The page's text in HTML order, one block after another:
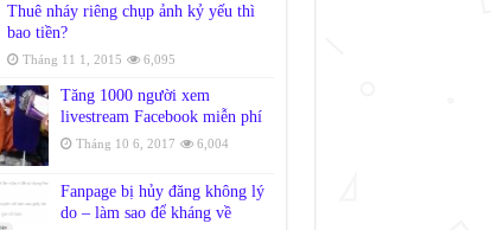
Thuê nháy riêng chụp ảnh kỷ yếu thì
bao tiền?
Tháng 11 1, 2015 6,095
Tăng 1000 người xem
livestream Facebook miễn phí
Tháng 10 6, 2017 6,004
Fanpage bị hủy đăng không lý
do – làm sao để kháng về